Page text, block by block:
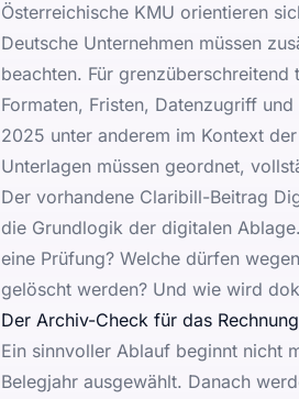
Österreichische KMU orientieren
Deutsche Unternehmen müssen
beachten. Für
Formaten, Fristen, Datenzugriff
2025 unter anderem im Kontext
Unterlagen müssen geordnet,
Der vorhandene Claribill-Beitrag
die Grundlogik der digitalen
eine Prüfung? Welche dürfen
gelöscht werden? Und wie wird
Der Archiv-Check für das
Ein sinnvoller Ablauf beginnt nicht
Belegjahr ausgewählt. Danach